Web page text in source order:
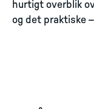
hurtigt overblik
og det praktiske